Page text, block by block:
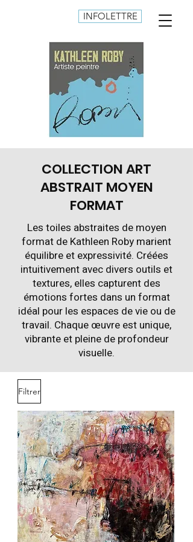
INFOLETTRE
COLLECTION ART
ABSTRAIT MOYEN
FORMAT
Les toiles abstraites de moyen
format de Kathleen Roby marient
équilibre et expressivité. Créées
intuitivement avec divers outils et
textures, elles capturent des
émotions fortes dans un format
idéal pour les espaces de vie ou de
travail. Chaque œuvre est unique,
vibrante et pleine de profondeur
visuelle.
Filtrer